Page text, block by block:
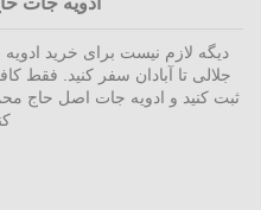
دیگه لازم نیست برای خرید
جلالی تا آبادان سفر کنید. فقط
ثبت کنید و ادویه جات اصل حاج